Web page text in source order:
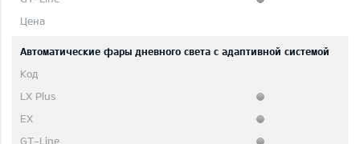
Автоматические фары дневного света с адаптивной системой